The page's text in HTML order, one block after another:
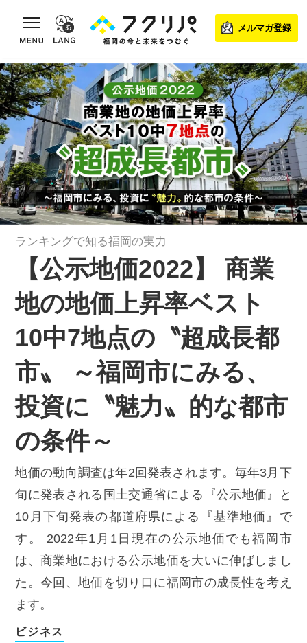
toggle navigation
メルマガ登録
ランキングで知る福岡の実力
【公示地価2022】 商業
地の地価上昇率ベスト
10中7地点の〝超成長都
市〟 ～福岡市にみる、
投資に〝魅力〟的な都市
の条件～
地価の動向調査は年2回発表されます。毎年3月下
旬に発表される国土交通省による『公示地価』と
10月下旬発表の都道府県による『基準地価』で
す。 2022年1月1日現在の公示地価でも福岡市
は、商業地における公示地価を大いに伸ばしまし
た。今回、地価を切り口に福岡市の成長性を考え
ます。
ビジネス